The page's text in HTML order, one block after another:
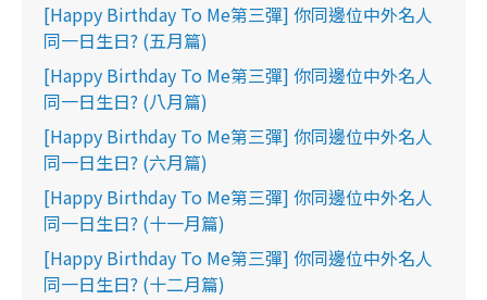
[Happy Birthday To Me第三彈] 你同邊位中外名人
同一日生日? (五月篇)
[Happy Birthday To Me第三彈] 你同邊位中外名人
同一日生日? (八月篇)
[Happy Birthday To Me第三彈] 你同邊位中外名人
同一日生日? (六月篇)
[Happy Birthday To Me第三彈] 你同邊位中外名人
同一日生日? (十一月篇)
[Happy Birthday To Me第三彈] 你同邊位中外名人
同一日生日? (十二月篇)